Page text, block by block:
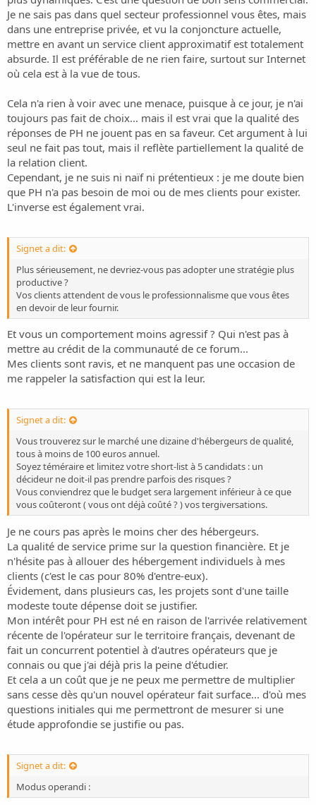
Je ne sais pas dans quel secteur professionnel vous êtes, mais
dans une entreprise privée, et vu la conjoncture actuelle,
mettre en avant un service client approximatif est totalement
absurde. Il est préférable de ne rien faire, surtout sur Internet
où cela est à la vue de tous.
Cela n'a rien à voir avec une menace, puisque à ce jour, je n'ai
toujours pas fait de choix... mais il est vrai que la qualité des
réponses de PH ne jouent pas en sa faveur. Cet argument à lui
seul ne fait pas tout, mais il reflète partiellement la qualité de
la relation client.
Cependant, je ne suis ni naïf ni prétentieux : je me doute bien
que PH n'a pas besoin de moi ou de mes clients pour exister.
L'inverse est également vrai.
Signet a dit:
Plus sérieusement, ne devriez-vous pas adopter une stratégie plus
productive ?
Vos clients attendent de vous le professionnalisme que vous êtes
en devoir de leur fournir.
Et vous un comportement moins agressif ? Qui n'est pas à
mettre au crédit de la communauté de ce forum...
Mes clients sont ravis, et ne manquent pas une occasion de
me rappeler la satisfaction qui est la leur.
Signet a dit:
Vous trouverez sur le marché une dizaine d'hébergeurs de qualité,
tous à moins de 100 euros annuel.
Soyez téméraire et limitez votre short-list à 5 candidats : un
décideur ne doit-il pas prendre parfois des risques ?
Vous conviendrez que le budget sera largement inférieur à ce que
vous coûteront ( vous ont déjà coûté ? ) vos tergiversations.
Je ne cours pas après le moins cher des hébergeurs.
La qualité de service prime sur la question financière. Et je
n'hésite pas à allouer des hébergement individuels à mes
clients (c'est le cas pour 80% d'entre-eux).
Évidement, dans plusieurs cas, les projets sont d'une taille
modeste toute dépense doit se justifier.
Mon intérêt pour PH est né en raison de l'arrivée relativement
récente de l'opérateur sur le territoire français, devenant de
fait un concurrent potentiel à d'autres opérateurs que je
connais ou que j'ai déjà pris la peine d'étudier.
Et cela a un coût que je ne peux me permettre de multiplier
sans cesse dès qu'un nouvel opérateur fait surface... d'où mes
questions initiales qui me permettront de mesurer si une
étude approfondie se justifie ou pas.
Signet a dit:
Modus operandi :